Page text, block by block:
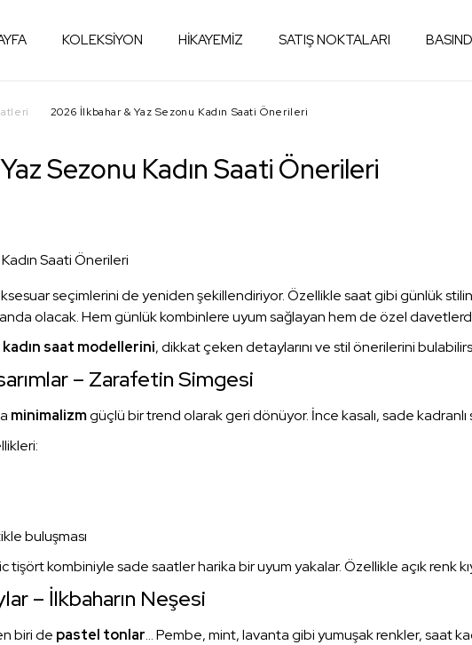
KOLEKSİYON HİKAYEMİZ SATIŞ NOKTALARI
2026 İlkbahar & Yaz Sezonu Kadın Saati Önerileri
Sezonu Kadın Saati Önerileri
seçimlerini de yeniden şekillendiriyor. Özellikle saat gibi günlük
olacak. Hem günlük kombinlere uyum sağlayan hem de özel
saat modellerini, dikkat çeken detaylarını ve stil önerilerini
– Zarafetin Simgesi
minimalizmgüçlü bir trend olarak geri dönüyor. İnce kasalı, sade
buluşması
tişört kombiniyle sade saatler harika bir uyum yakalar. Özellikle açık renk
– İlkbaharın Neşesi
biri de pastel tonlar… Pembe, mint, lavanta gibi yumuşak renkler, saat